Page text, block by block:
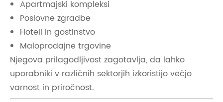
Apartmajski kompleksi
Poslovne zgradbe
Hoteli in gostinstvo
Maloprodajne trgovine
Njegova prilagodljivost zagotavlja, da lahko
uporabniki v različnih sektorjih izkoristijo večjo
varnost in priročnost.